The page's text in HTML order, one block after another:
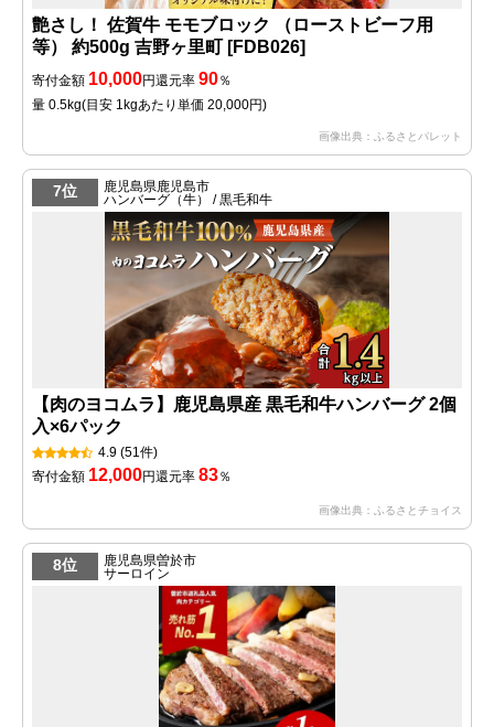
艶さし！ 佐賀牛 モモブロック （ローストビーフ用
等） 約500g 吉野ヶ里町 [FDB026]
寄付金額 10,000円還元率 90％
量 0.5kg(目安 1kgあたり単価 20,000円)
画像出典：ふるさとパレット
7位
鹿児島県鹿児島市
ハンバーグ（牛） / 黒毛和牛
【肉のヨコムラ】鹿児島県産 黒毛和牛ハンバーグ 2個
入×6パック
4.9 (51件)
寄付金額 12,000円還元率 83％
画像出典：ふるさとチョイス
8位
鹿児島県曽於市
サーロイン